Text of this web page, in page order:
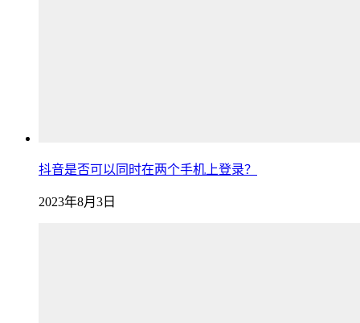
抖音是否可以同时在两个手机上登录？
2023年8月3日